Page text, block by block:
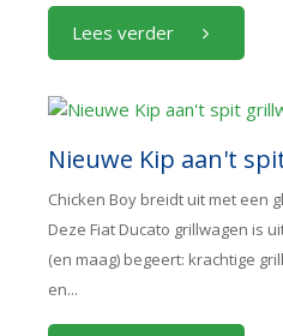
Lees verder
Nieuwe Kip aan't
Chicken Boy breidt uit met een
Deze Fiat Ducato grillwagen is
(en maag) begeert: krachtige
en...